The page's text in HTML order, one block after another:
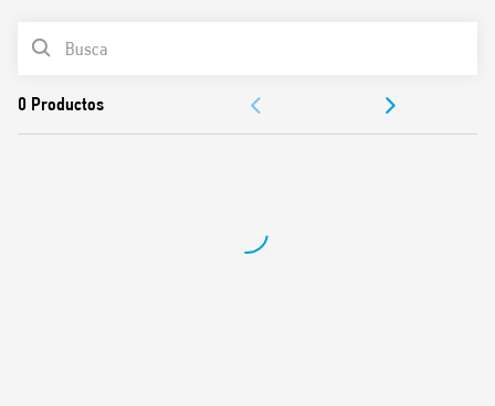
accesible cuando está montado
Interruptores DIP para la selección de 4 escalas de tiempo
LISTA DE PRODUCTOS
VÍDEO